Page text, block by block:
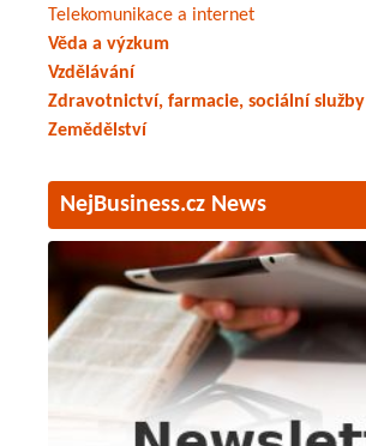
Telekomunikace a internet
Věda a výzkum
Vzdělávání
Zdravotnictví, farmacie, sociální služby
Zemědělství
NejBusiness.cz News